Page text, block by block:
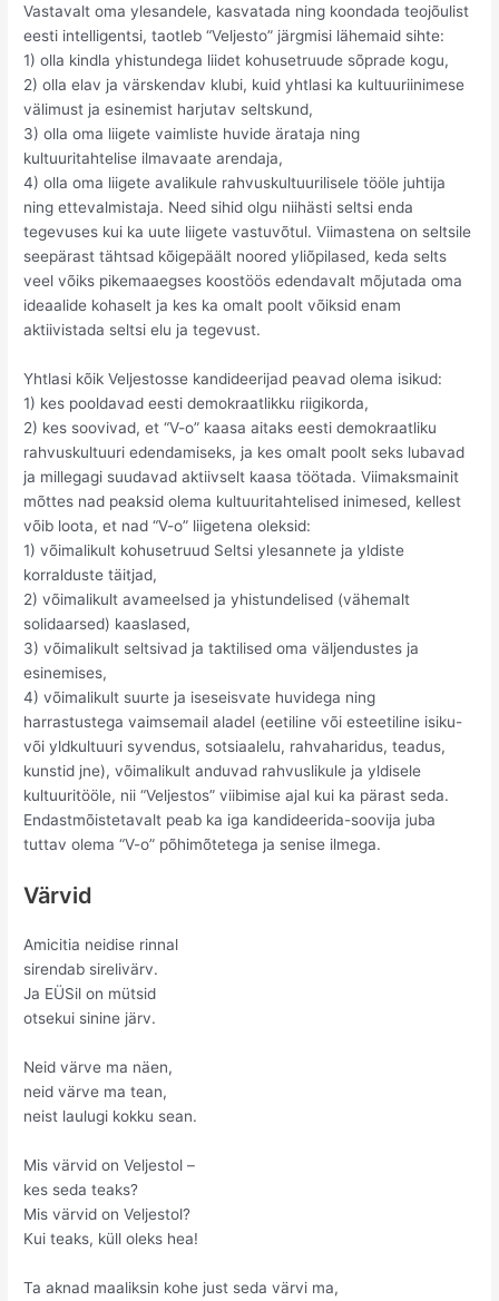
Vastavalt oma ylesandele, kasvatada ning koondada teojõulist
eesti intelligentsi, taotleb “Veljesto” järgmisi lähemaid sihte:
1) olla kindla yhistundega liidet kohusetruude sõprade kogu,
2) olla elav ja värskendav klubi, kuid yhtlasi ka kultuuriinimese
välimust ja esinemist harjutav seltskund,
3) olla oma liigete vaimliste huvide ärataja ning
kultuuritahtelise ilmavaate arendaja,
4) olla oma liigete avalikule rahvuskultuurilisele tööle juhtija
ning ettevalmistaja. Need sihid olgu niihästi seltsi enda
tegevuses kui ka uute liigete vastuvõtul. Viimastena on seltsile
seepärast tähtsad kõigepäält noored yliõpilased, keda selts
veel võiks pikemaaegses koostöös edendavalt mõjutada oma
ideaalide kohaselt ja kes ka omalt poolt võiksid enam
aktiivistada seltsi elu ja tegevust.
Yhtlasi kõik Veljestosse kandideerijad peavad olema isikud:
1) kes pooldavad eesti demokraatlikku riigikorda,
2) kes soovivad, et “V-o” kaasa aitaks eesti demokraatliku
rahvuskultuuri edendamiseks, ja kes omalt poolt seks lubavad
ja millegagi suudavad aktiivselt kaasa töötada. Viimaksmainit
mõttes nad peaksid olema kultuuritahtelised inimesed, kellest
võib loota, et nad “V-o” liigetena oleksid:
1) võimalikult kohusetruud Seltsi ylesannete ja yldiste
korralduste täitjad,
2) võimalikult avameelsed ja yhistundelised (vähemalt
solidaarsed) kaaslased,
3) võimalikult seltsivad ja taktilised oma väljendustes ja
esinemises,
4) võimalikult suurte ja iseseisvate huvidega ning
harrastustega vaimsemail aladel (eetiline või esteetiline isiku-
või yldkultuuri syvendus, sotsiaalelu, rahvaharidus, teadus,
kunstid jne), võimalikult anduvad rahvuslikule ja yldisele
kultuuritööle, nii “Veljestos” viibimise ajal kui ka pärast seda.
Endastmõistetavalt peab ka iga kandideerida-soovija juba
tuttav olema “V-o” põhimõtetega ja senise ilmega.
Värvid
Amicitia neidise rinnal
sirendab sirelivärv.
Ja EÜSil on mütsid
otsekui sinine järv.
Neid värve ma näen,
neid värve ma tean,
neist laulugi kokku sean.
Mis värvid on Veljestol –
kes seda teaks?
Mis värvid on Veljestol?
Kui teaks, küll oleks hea!
Ta aknad maaliksin kohe just seda värvi ma,